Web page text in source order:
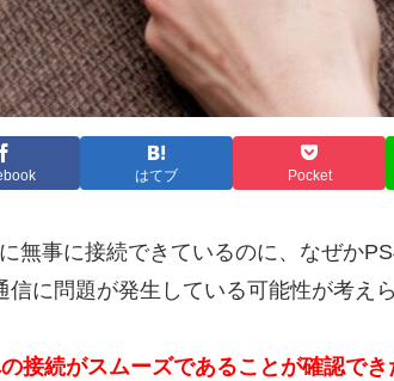
はてブ Pocket
無事に接続できているのに、なぜか
に問題が発生している可能性が考えら
接続がスムーズであることが確認で